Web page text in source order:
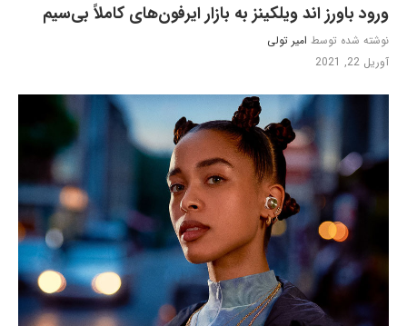
ورود باورز اند ویلکینز به بازار ایرفون‌های کاملاً بی‌سیم
نوشته شده توسط امیر تولی
آوریل 22, 2021